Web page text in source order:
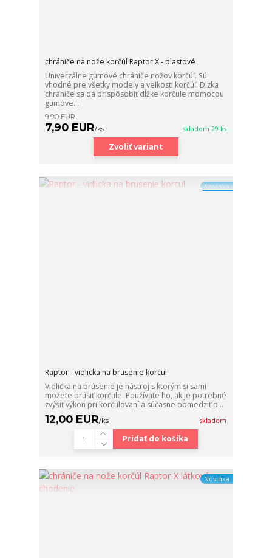
chrániče na nože korčúl Raptor X - plastové
Univerzálne gumové chrániče nožov korčúľ. Sú
vhodné pre všetky modely a veľkosti korčúľ. Dlzka
chrániče sa dá prispôsobiť dĺžke korčule momocou
gumove...
9,90 EUR
7,90 EUR/ks skladom 29 ks
Zvoliť variant
Novinka
Raptor - vidlicka na brusenie korcul
Vidlička na brúsenie je nástroj s ktorým si sami
možete brúsiť korčule. Používate ho, ak je potrebné
zvýšiť výkon pri korčulovaní a súčasne obmedziť p...
12,00 EUR/ks skladom
Pridať do košíka
Novinka